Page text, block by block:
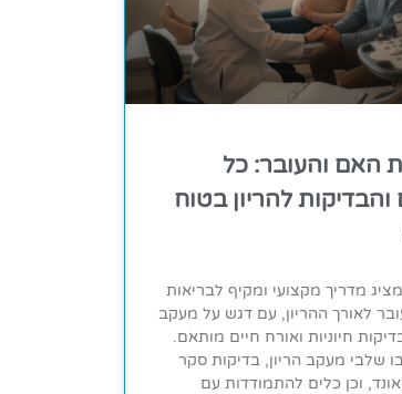
האם והעובר: כל
והבדיקות להריון בטוח
מדריך מקצועי ומקיף לבריאות
לאורך ההריון, עם דגש על מעקב
חיוניות ואורח חיים מותאם.
שלבי מעקב הריון, בדיקות סקר
וכן כלים להתמודדות עם